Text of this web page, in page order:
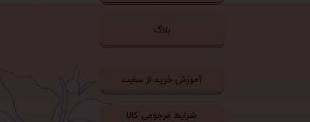
بلاگ
آموزش خرید از سایت
شرایط مرجوعی کالا